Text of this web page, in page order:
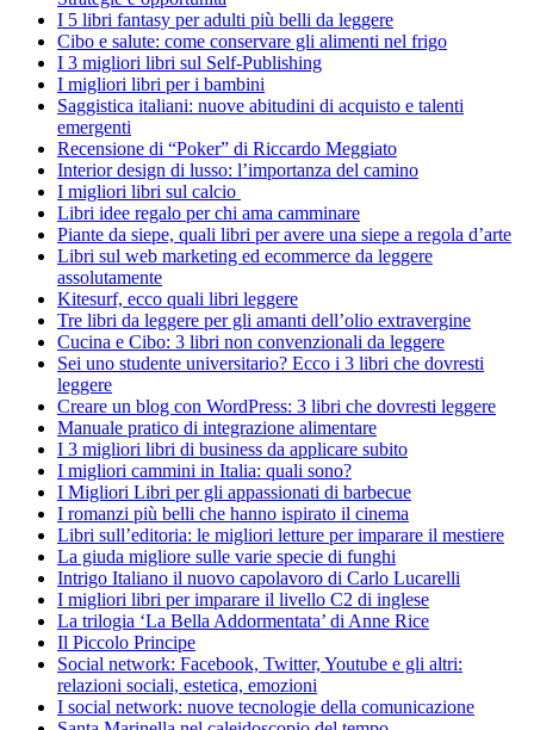
I 5 libri fantasy per adulti più belli da leggere
Cibo e salute: come conservare gli alimenti nel frigo
I 3 migliori libri sul Self-Publishing
I migliori libri per i bambini
Saggistica italiani: nuove abitudini di acquisto e talenti
emergenti
Recensione di “Poker” di Riccardo Meggiato
Interior design di lusso: l’importanza del camino
I migliori libri sul calcio
Libri idee regalo per chi ama camminare
Piante da siepe, quali libri per avere una siepe a regola d’arte
Libri sul web marketing ed ecommerce da leggere
assolutamente
Kitesurf, ecco quali libri leggere
Tre libri da leggere per gli amanti dell’olio extravergine
Cucina e Cibo: 3 libri non convenzionali da leggere
Sei uno studente universitario? Ecco i 3 libri che dovresti
leggere
Creare un blog con WordPress: 3 libri che dovresti leggere
Manuale pratico di integrazione alimentare
I 3 migliori libri di business da applicare subito
I migliori cammini in Italia: quali sono?
I Migliori Libri per gli appassionati di barbecue
I romanzi più belli che hanno ispirato il cinema
Libri sull’editoria: le migliori letture per imparare il mestiere
La giuda migliore sulle varie specie di funghi
Intrigo Italiano il nuovo capolavoro di Carlo Lucarelli
I migliori libri per imparare il livello C2 di inglese
La trilogia ‘La Bella Addormentata’ di Anne Rice
Il Piccolo Principe
Social network: Facebook, Twitter, Youtube e gli altri:
relazioni sociali, estetica, emozioni
I social network: nuove tecnologie della comunicazione